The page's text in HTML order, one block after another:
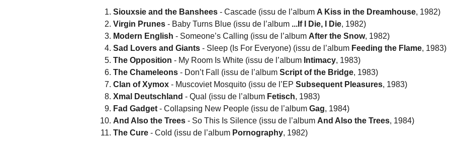
Siouxsie and the Banshees - Cascade (issu de l’album A Kiss in the Dreamhouse, 1982)
Virgin Prunes - Baby Turns Blue (issu de l’album ...If I Die, I Die, 1982)
Modern English - Someone’s Calling (issu de l’album After the Snow, 1982)
Sad Lovers and Giants - Sleep (Is For Everyone) (issu de l’album Feeding the Flame, 1983)
The Opposition - My Room Is White (issu de l’album Intimacy, 1983)
The Chameleons - Don’t Fall (issu de l’album Script of the Bridge, 1983)
Clan of Xymox - Muscoviet Mosquito (issu de l’EP Subsequent Pleasures, 1983)
Xmal Deutschland - Qual (issu de l’album Fetisch, 1983)
Fad Gadget - Collapsing New People (issu de l’album Gag, 1984)
And Also the Trees - So This Is Silence (issu de l’album And Also the Trees, 1984)
The Cure - Cold (issu de l’album Pornography, 1982)